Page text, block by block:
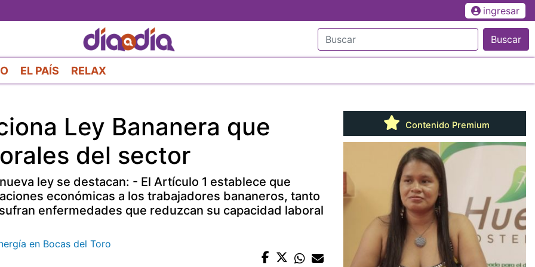
al
contenido
principal
ingresar
Buscar
EL PAÍS RELAX
Ley Bananera que
del sector
ley se destacan: - El Artículo 1 establece que
económicas a los trabajadores bananeros, tanto
enfermedades que reduzcan su capacidad laboral
en Bocas del Toro
Contenido Premium